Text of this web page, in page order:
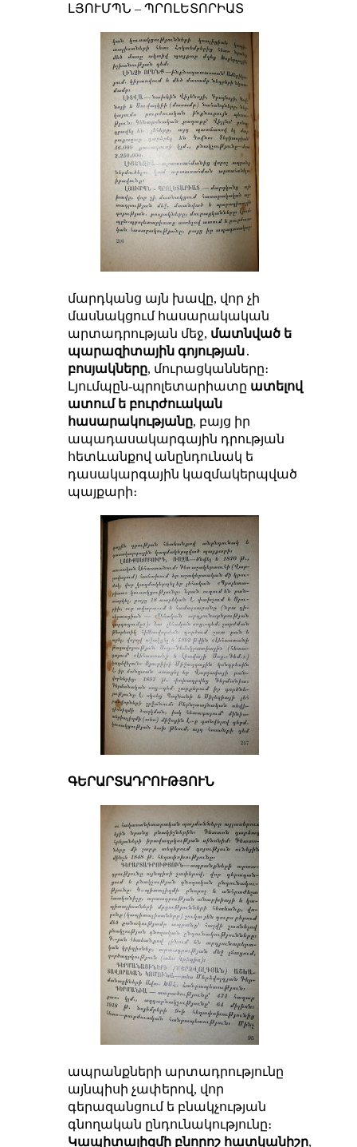
ԼՅՈՒՄՊՆ – ՊՐՈԼԵՏՈՐԻԱՏ
մարդկանց այն խավը, վոր չի
մասնակցում հասարակական
արտադրության մեջ, մատնված ե
պարազիտային գոյության․
բոսյակները, մուրացկանները։
Լյումպըն-պրոլետարիատը ատելով
ատում ե բուրժուական
հասարակությանը, բայց իր
ապադասակարգային դրության
հետևանքով անընդունակ ե
դասակարգային կազմակերպված
պայքարի։
ԳԵՐԱՐՏԱԴՐՈՒԹՅՈՒՆ
ապրանքների արտադրությունը
այնպիսի չափերով, վոր
գերազանցում ե բնակչության
գնողական ընդունակությունը։
Կապիտալիզմի բնորոշ հատկանիշը,